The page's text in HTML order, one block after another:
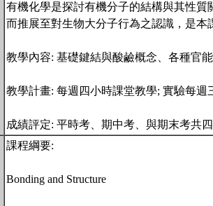
有機化學是探討有機分子的結構與其性
而推展至對生物大分子行為之認識，是本
教學內容: 基礎鍵結與酸鹼概念、各種官
教學計畫: 每週四小時課堂教學; 實驗每週
成績評定: 平時考、期中考、與期末考共
課程綱要:
Bonding and Structure